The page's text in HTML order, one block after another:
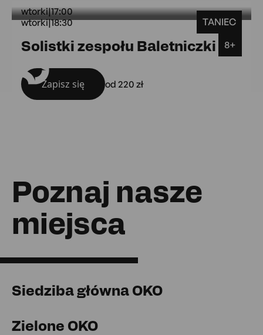
TANIEC
8+
wtorki|17:00
wtorki|18:30
Solistki zespołu Baletniczki
Zapisz się od 220 zł
Poznaj nasze
miejsca
Siedziba główna OKO
Zielone OKO